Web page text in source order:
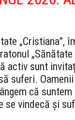
„Cristiana”,
activ sunt
suferi.
că
se vindecă și